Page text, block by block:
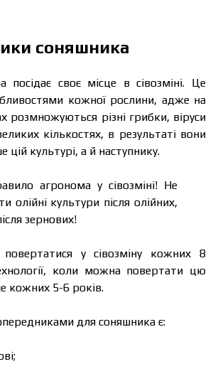
соняшника
посідає своє місце в сівозміні. Це
кожної рослини, адже на
розмножуються різні грибки, віруси
кількостях, в результаті вони
культурі, а й наступнику.
агронома у сівозміні! Не
олійні культури після олійних,
зернових!
у сівозміну кожних 8
коли можна повертати цю
кожних 5-6 років.
для соняшника є: